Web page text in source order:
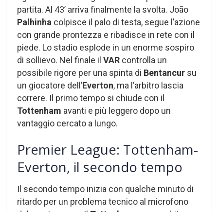
partita. Al 43’ arriva finalmente la svolta. João
Palhinha colpisce il palo di testa, segue l’azione
con grande prontezza e ribadisce in rete con il
piede. Lo stadio esplode in un enorme sospiro
di sollievo. Nel finale il VAR controlla un
possibile rigore per una spinta di Bentancur su
un giocatore dell’Everton, ma l’arbitro lascia
correre. Il primo tempo si chiude con il
Tottenham avanti e più leggero dopo un
vantaggio cercato a lungo.
Premier League: Tottenham-
Everton, il secondo tempo
Il secondo tempo inizia con qualche minuto di
ritardo per un problema tecnico al microfono